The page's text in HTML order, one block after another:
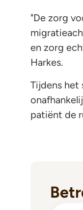
"De zorg
en zorg
Harkes.
Tijdens het
patiënt de